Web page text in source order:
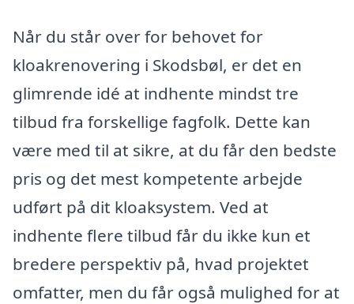
Når du står over for behovet for
kloakrenovering i Skodsbøl, er det en
glimrende idé at indhente mindst tre
tilbud fra forskellige fagfolk. Dette kan
være med til at sikre, at du får den bedste
pris og det mest kompetente arbejde
udført på dit kloaksystem. Ved at
indhente flere tilbud får du ikke kun et
bredere perspektiv på, hvad projektet
omfatter, men du får også mulighed for at